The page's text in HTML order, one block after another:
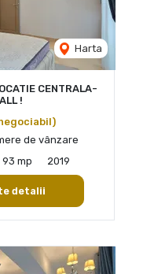
Harta
CENTRALA-
!
de vânzare
93 mp 2019
detalii